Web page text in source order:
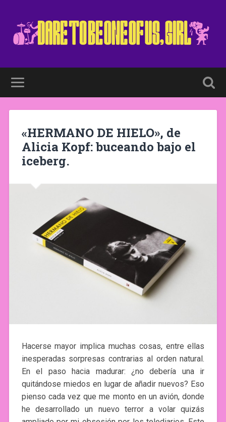
«HERMANO DE HIELO», de
Alicia Kopf: buceando bajo el
iceberg.
Hacerse mayor implica muchas cosas, entre ellas
inesperadas sorpresas contrarias al orden natural.
En el paso hacia madurar: ¿no debería una ir
quitándose miedos en lugar de añadir nuevos? Eso
pienso cada vez que me monto en un avión, donde
he desarrollado un nuevo terror a volar quizás